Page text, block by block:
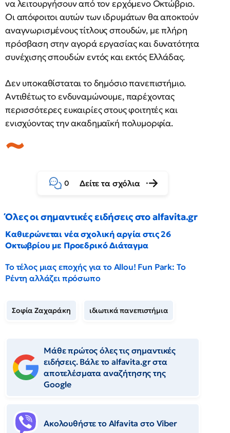
να λειτουργήσουν από τον ερχόμενο Οκτώβριο.
Οι απόφοιτοι αυτών των ιδρυμάτων θα αποκτούν
αναγνωρισμένους τίτλους σπουδών, με πλήρη
πρόσβαση στην αγορά εργασίας και δυνατότητα
συνέχισης σπουδών εντός και εκτός Ελλάδας.
Δεν υποκαθίσταται το δημόσιο πανεπιστήμιο.
Αντιθέτως το ενδυναμώνουμε, παρέχοντας
περισσότερες ευκαιρίες στους φοιτητές και
ενισχύοντας την ακαδημαϊκή πολυμορφία.
0 Δείτε τα σχόλια
Όλες οι σημαντικές ειδήσεις στο alfavita.gr
Καθιερώνεται νέα σχολική αργία στις 26
Οκτωβρίου με Προεδρικό Διάταγμα
Το τέλος μιας εποχής για το Allou! Fun Park: Το
Ρέντη αλλάζει πρόσωπο
Σοφία Ζαχαράκη ιδιωτικά πανεπιστήμια
Μάθε πρώτος όλες τις σημαντικές
ειδήσεις. Βάλε το alfavita.gr στα
αποτελέσματα αναζήτησης της
Google
Ακολουθήστε το Αlfavita στο Viber